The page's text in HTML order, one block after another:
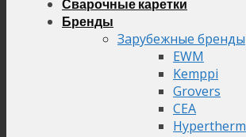
Сварочные каретки
Бренды
Зарубежные бренды
EWM
Kemppi
Grovers
CEA
Hypertherm